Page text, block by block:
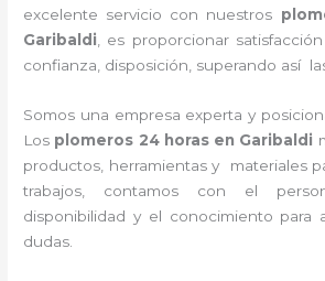
excelente servicio con nuestros
Garibaldi, es proporcionar
confianza, disposición, superando así
Somos una empresa experta y
Los plomeros 24 horas en Garibaldi
productos, herramientas y materiales
trabajos, contamos con el
disponibilidad y el conocimiento para
dudas.